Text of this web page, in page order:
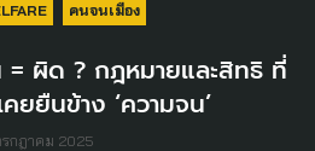
คนจนเมือง
= ผิด ? กฎหมายและสิทธิ ที่
คยยืนข้าง ‘ความจน’
กฎาคม 2025